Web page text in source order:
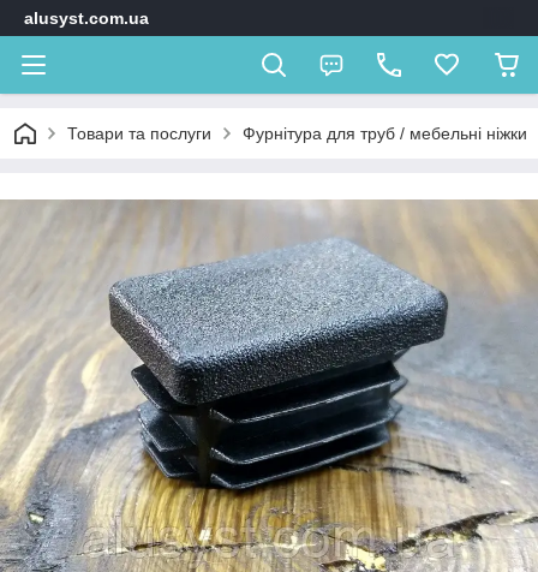
alusyst.com.ua
Товари та послуги Фурнітура для труб / мебельні ніжки